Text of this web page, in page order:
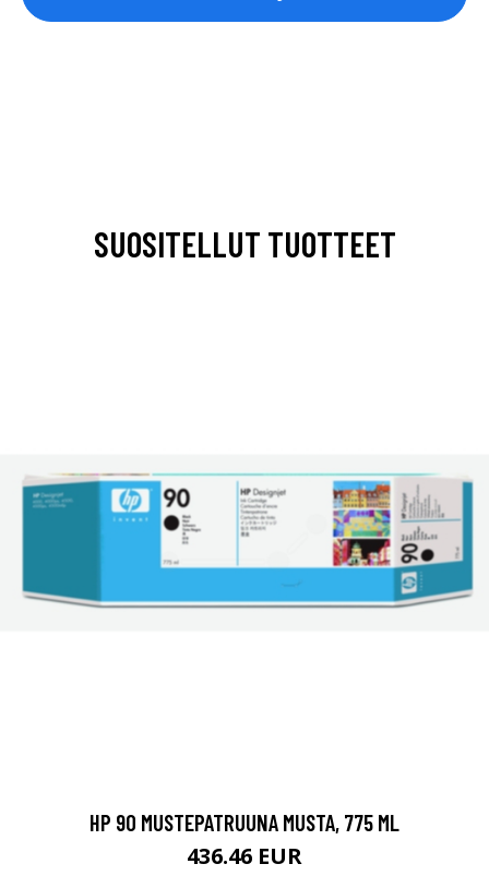
SUOSITELLUT TUOTTEET
HP 90 MUSTEPATRUUNA MUSTA, 775 ML
436.46 EUR